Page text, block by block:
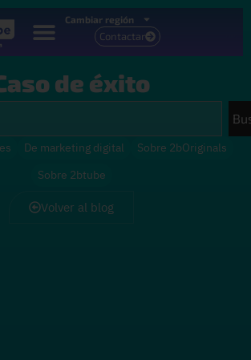
Cambiar región
Contactar
de éxito
De marketing digital
Sobre 2bOriginals
Sobre 2btube
Volver al blog